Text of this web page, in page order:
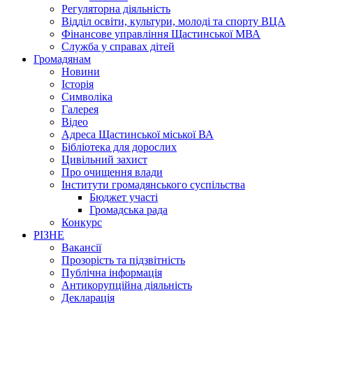
Регуляторна діяльність
Відділ освіти, культури, молоді та спорту ВЦА
Фінансове управління Щастинської МВА
Служба у справах дітей
Громадянам
Новини
Історія
Символіка
Галерея
Відео
Адреса Щастинської міської ВА
Бібліотека для дорослих
Цивільний захист
Про очищення влади
Інститути громадянського суспільства
Бюджет участі
Громадська рада
Конкурс
РІЗНЕ
Вакансії
Прозорість та підзвітність
Публічна інформація
Антикорупційна діяльність
Декларація